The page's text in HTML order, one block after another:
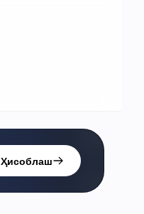
Ҳисоблаш